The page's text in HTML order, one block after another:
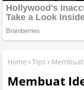
Home Tips
Membuat